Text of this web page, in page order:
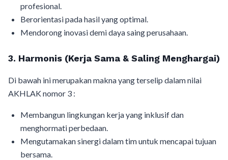
profesional.
Berorientasi pada hasil yang optimal.
Mendorong inovasi demi daya saing perusahaan.
3. Harmonis (Kerja Sama & Saling Menghargai)
Di bawah ini merupakan makna yang terselip dalam nilai
AKHLAK nomor 3 :
Membangun lingkungan kerja yang inklusif dan
menghormati perbedaan.
Mengutamakan sinergi dalam tim untuk mencapai tujuan
bersama.